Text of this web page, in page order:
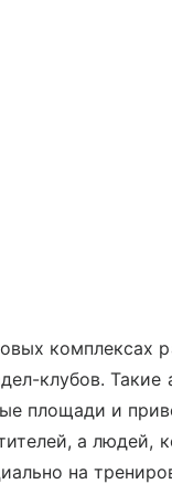
комплексах
клубов. Такие
площади и
а людей,
на